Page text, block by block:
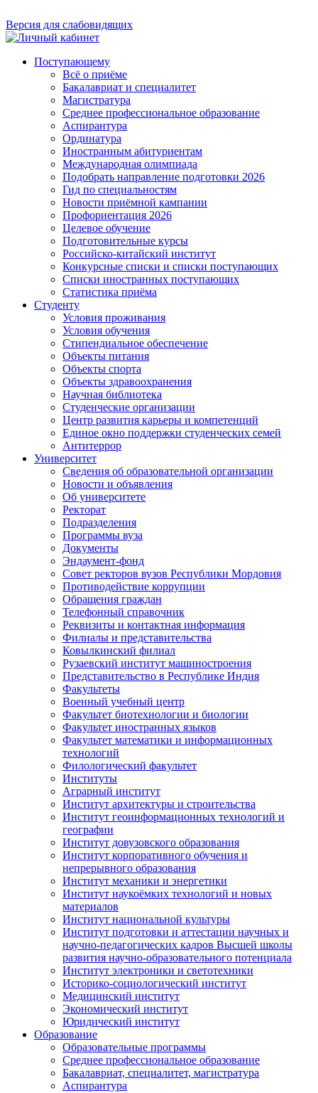
Версия для слабовидящих
Поступающему
Всё о приёме
Бакалавриат и специалитет
Магистратура
Среднее профессиональное образование
Аспирантура
Ординатура
Иностранным абитуриентам
Международная олимпиада
Подобрать направление подготовки 2026
Гид по специальностям
Новости приёмной кампании
Профориентация 2026
Целевое обучение
Подготовительные курсы
Российско-китайский институт
Конкурсные списки и списки поступающих
Списки иностранных поступающих
Статистика приёма
Студенту
Условия проживания
Условия обучения
Стипендиальное обеспечение
Объекты питания
Объекты спорта
Объекты здравоохранения
Научная библиотека
Студенческие организации
Центр развития карьеры и компетенций
Единое окно поддержки студенческих семей
Антитеррор
Университет
Сведения об образовательной организации
Новости и объявления
Об университете
Ректорат
Подразделения
Программы вуза
Документы
Эндаумент-фонд
Совет ректоров вузов Республики Мордовия
Противодействие коррупции
Обращения граждан
Телефонный справочник
Реквизиты и контактная информация
Филиалы и представительства
Ковылкинский филиал
Рузаевский институт машиностроения
Представительство в Республике Индия
Факультеты
Военный учебный центр
Факультет биотехнологии и биологии
Факультет иностранных языков
Факультет математики и информационных
технологий
Филологический факультет
Институты
Аграрный институт
Институт архитектуры и строительства
Институт геоинформационных технологий и
географии
Институт довузовского образования
Институт корпоративного обучения и
непрерывного образования
Институт механики и энергетики
Институт наукоёмких технологий и новых
материалов
Институт национальной культуры
Институт подготовки и аттестации научных и
научно-педагогических кадров Высшей школы
развития научно-образовательного потенциала
Институт электроники и светотехники
Историко-социологический институт
Медицинский институт
Экономический институт
Юридический институт
Образование
Образовательные программы
Среднее профессиональное образование
Бакалавриат, специалитет, магистратура
Аспирантура